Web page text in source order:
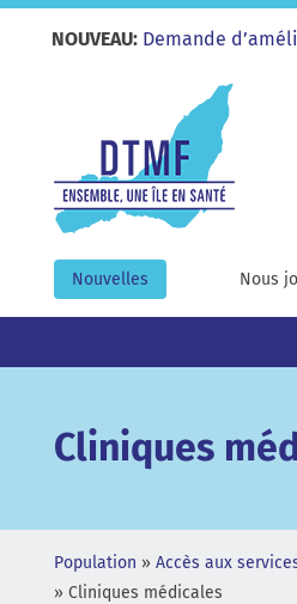
Nous
Nouvelles
NOUVEAU: Demande
Cliniques
Population » Accès aux
» Cliniques médicales